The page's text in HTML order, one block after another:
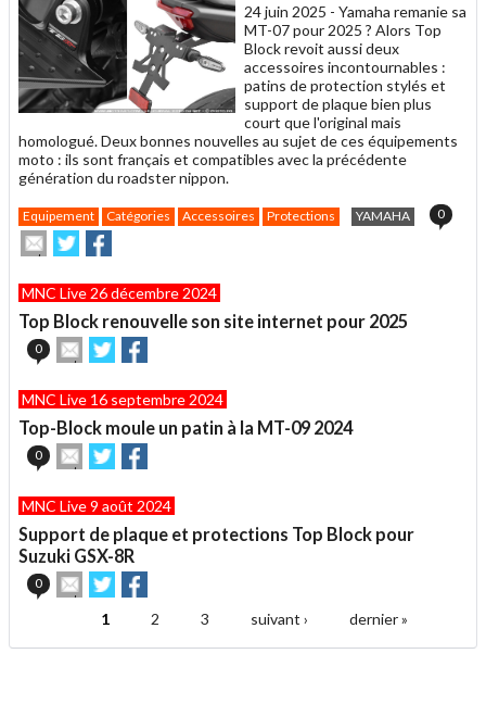
24 juin 2025 - Yamaha remanie sa
MT-07 pour 2025 ? Alors Top
Block revoit aussi deux
accessoires incontournables :
patins de protection stylés et
support de plaque bien plus
court que l'original mais
homologué. Deux bonnes nouvelles au sujet de ces équipements
moto : ils sont français et compatibles avec la précédente
génération du roadster nippon.
Equipement Catégories Accessoires Protections YAMAHA 0
Envoyer
cet
à
un
ami
Partager
sur
sur
MNC Live 26 décembre 2024
Top Block renouvelle son site internet pour 2025
0
Envoyer
cet
à
un
ami
Partager
sur sur
MNC Live 16 septembre 2024
Top-Block moule un patin à la MT-09 2024
0
Envoyer
cet
à
ami
Partager
sur sur
MNC Live 9 août 2024
Support de plaque et protections Top Block pour
Suzuki GSX-8R
0
Envoyer
cet
un
Partager
sur
Twitter
sur
Facebook
1 2 3 suivant › dernier »